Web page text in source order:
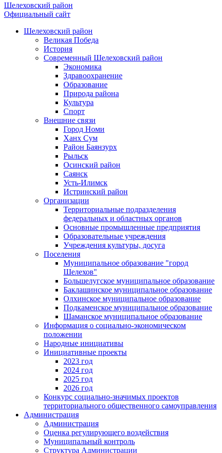
Шелеховский район
Официальный сайт
Шелеховский район
Великая Победа
История
Современный Шелеховский район
Экономика
Здравоохранение
Образование
Природа района
Культура
Спорт
Внешние связи
Город Номи
Ханх Сум
Район Баянзурх
Рыльск
Осинский район
Саянск
Усть-Илимск
Истринский район
Организации
Территориальные подразделения
федеральных и областных органов
Основные промышленные предприятия
Образовательные учреждения
Учреждения культуры, досуга
Поселения
Муниципальное образование "город
Шелехов"
Большелугское муниципальное образование
Баклашинское муниципальное образование
Олхинское муниципальное образование
Подкаменское муниципальное образование
Шаманское муниципальное образование
Информация о социально-экономическом
положении
Народные инициативы
Инициативные проекты
2023 год
2024 год
2025 год
2026 год
Конкурс социально-значимых проектов
территориального общественного самоуправления
Администрация
Администрация
Оценка регулирующего воздействия
Муниципальный контроль
Структура Администрации